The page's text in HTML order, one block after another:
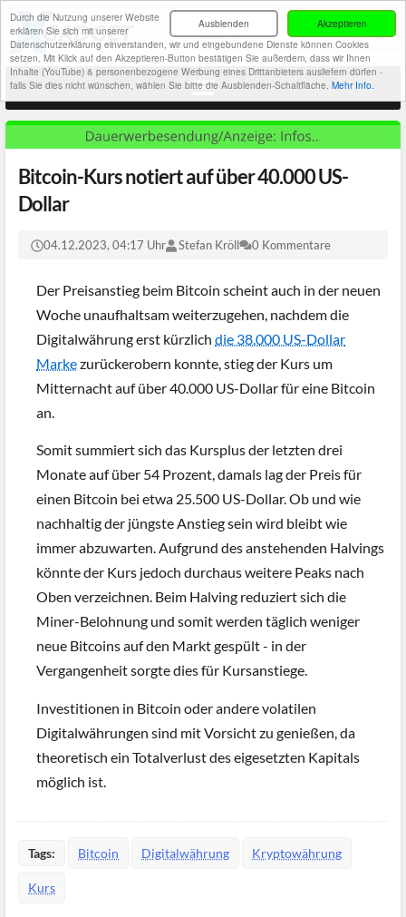
Akzeptieren
Ausblenden
Durch die Nutzung unserer Website
erklären Sie sich mit unserer
Datenschutzerklärung einverstanden, wir und eingebundene Dienste können Cookies
setzen. Mit Klick auf den Akzeptieren-Button bestätigen Sie außerdem, dass wir Ihnen
Inhalte (YouTube) & personenbezogene Werbung eines Drittanbieters ausliefern dürfen -
falls Sie dies nicht wünschen, wählen Sie bitte die Ausblenden-Schaltfläche. Mehr Info.
Bitcoin-Kurs notiert auf über 40.000 US-
Dollar
04.12.2023, 04:17 Uhr Stefan Kröll 0 Kommentare
Der Preisanstieg beim Bitcoin scheint auch in der neuen
Woche unaufhaltsam weiterzugehen, nachdem die
Digitalwährung erst kürzlich die 38.000 US-Dollar
Markezurückerobern konnte, stieg der Kurs um
Mitternacht auf über 40.000 US-Dollar für eine Bitcoin
an.
Somit summiert sich das Kursplus der letzten drei
Monate auf über 54 Prozent, damals lag der Preis für
einen Bitcoin bei etwa 25.500 US-Dollar. Ob und wie
nachhaltig der jüngste Anstieg sein wird bleibt wie
immer abzuwarten. Aufgrund des anstehenden Halvings
könnte der Kurs jedoch durchaus weitere Peaks nach
Oben verzeichnen. Beim Halving reduziert sich die
Miner-Belohnung und somit werden täglich weniger
neue Bitcoins auf den Markt gespült - in der
Vergangenheit sorgte dies für Kursanstiege.
Investitionen in Bitcoin oder andere volatilen
Digitalwährungen sind mit Vorsicht zu genießen, da
theoretisch ein Totalverlust des eigesetzten Kapitals
möglich ist.
Tags: Bitcoin Digitalwährung Kryptowährung
Kurs